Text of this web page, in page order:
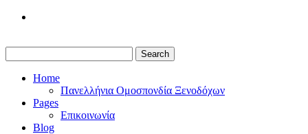
Search
Home
Πανελλήνια Ομοσπονδία Ξενοδόχων
Pages
Επικοινωνία
Blog